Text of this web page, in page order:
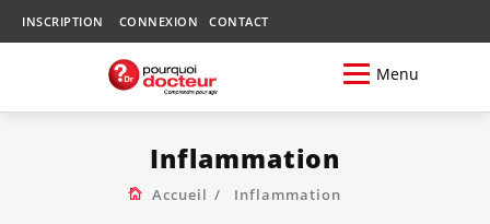
INSCRIPTION CONNEXION CONTACT
Menu
Inflammation
Accueil Inflammation